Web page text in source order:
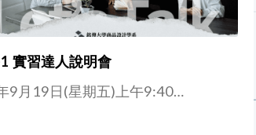
實習達人說明會
9月19日(星期五)上午9:40…